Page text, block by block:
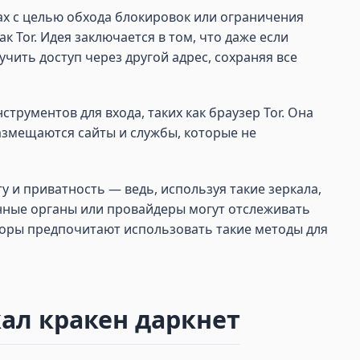
с целью обхода блокировок или ограничения
Tor. Идея заключается в том, что даже если
доступ через другой адрес, сохраняя все
для входа, таких как браузер Tor. Она
сайты и службы, которые не
приватность — ведь, используя такие зеркала,
органы или провайдеры могут отслеживать
предпочитают использовать такие методы для
кракен даркнет